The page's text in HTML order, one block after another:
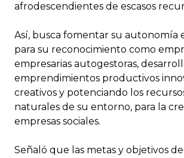
afrodescendientes de escasos
Así, busca fomentar su autonomía
para su reconocimiento como
empresarias autogestoras,
emprendimientos productivos
creativos y potenciando los
naturales de su entorno, para la
empresas sociales.
Señaló que las metas y objetivos